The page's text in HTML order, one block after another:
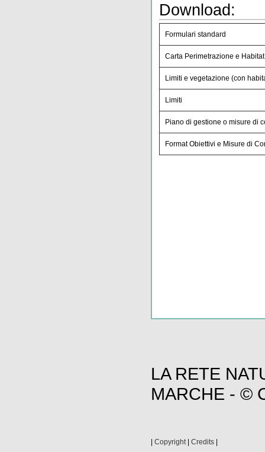
Download:
Formulari standard
Carta Perimetrazione e Habitat
Limiti e vegetazione (con
Limiti
Piano di gestione o misure di
Format Obiettivi e Misure di
LA RETE
MARCHE - ©
Copyright| Credits